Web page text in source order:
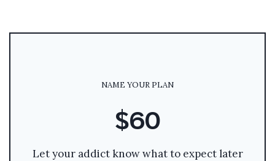
NAME YOUR PLAN
$60
Let your addict know what to expect later